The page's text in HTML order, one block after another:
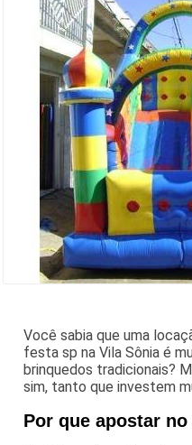
Você sabia que uma
festa sp na Vila Sônia é
brinquedos tradicionais?
sim, tanto que investem
Por que apostar